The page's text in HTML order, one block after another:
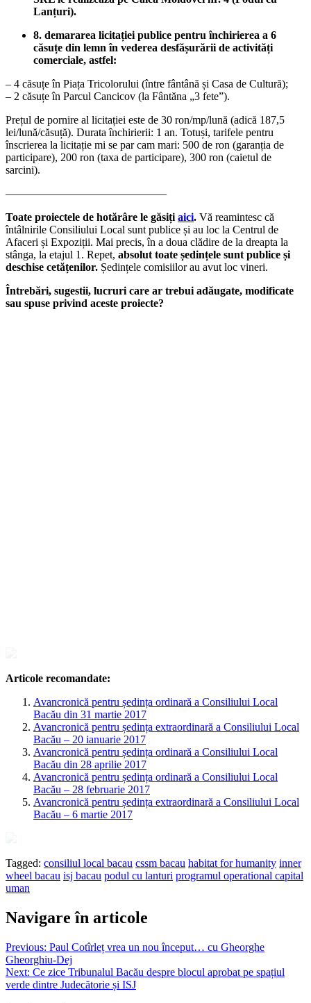
Lanțuri).
8. demararea licitației publice pentru închirierea a 6
căsuțe din lemn în vederea desfășurării de activități
comerciale, astfel:
– 4 căsuțe în Piața Tricolorului (între fântână și Casa de Cultură);
– 2 căsuțe în Parcul Cancicov (la Fântăna „3 fete”).
Prețul de pornire al licitației este de 30 ron/mp/lună (adică 187,5
lei/lună/căsuță). Durata închirierii: 1 an. Totuși, tarifele pentru
înscrierea la licitație mi se par cam mari: 500 de ron (garanția de
participare), 200 ron (taxa de participare), 300 ron (caietul de
sarcini).
——————————————–
Toate proiectele de hotărâre le găsiți aici. Vă reamintesc că
întâlnirile Consiliului Local sunt publice și au loc la Centrul de
Afaceri și Expoziții. Mai precis, în a doua clădire de la dreapta la
stânga, la etajul 1. Repet, absolut toate ședințele sunt publice și
deschise cetățenilor. Ședințele comisiilor au avut loc vineri.
Întrebări, sugestii, lucruri care ar trebui adăugate, modificate
sau spuse privind aceste proiecte?
Articole recomandate:
Avancronică pentru ședința ordinară a Consiliului Local
Bacău din 31 martie 2017
Avancronică pentru ședința extraordinară a Consiliului Local
Bacău – 20 ianuarie 2017
Avancronică pentru ședința ordinară a Consiliului Local
Bacău din 28 aprilie 2017
Avancronică pentru ședința ordinară a Consiliului Local
Bacău – 28 februarie 2017
Avancronică pentru ședința extraordinară a Consiliului Local
Bacău – 6 martie 2017
Tagged: consiliul local bacau cssm bacau habitat for humanity inner
wheel bacau isj bacau podul cu lanturi programul operational capital
uman
Navigare în articole
Previous: Paul Cotîrleț vrea un nou început… cu Gheorghe
Gheorghiu-Dej
Next: Ce zice Tribunalul Bacău despre blocul aprobat pe spațiul
verde dintre Judecătorie și ISJ